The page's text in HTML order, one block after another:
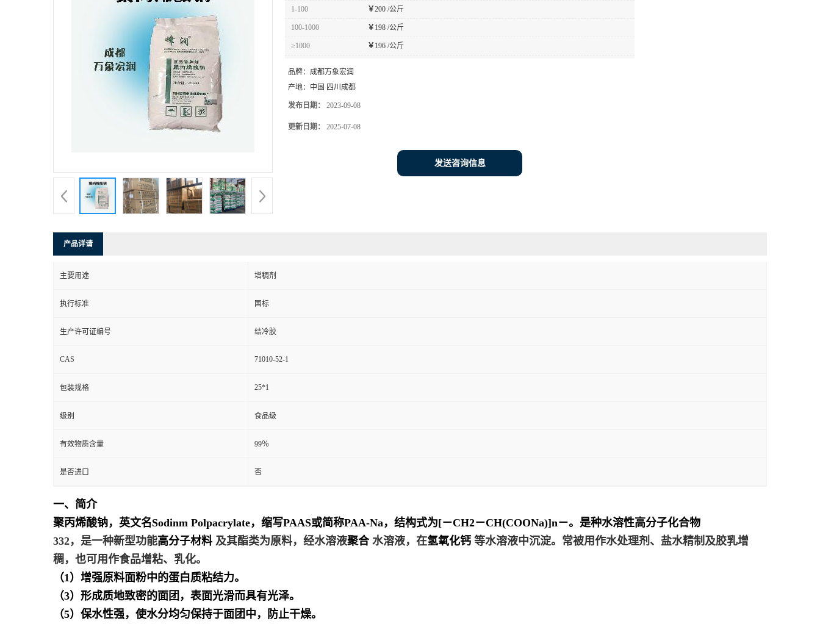
1-100 ￥200 /公斤
100-1000 ￥ 198 /公斤
≥1000 ￥ 196 /公斤
品牌： 成都万象宏润
产地： 中国 四川成都
发布日期： 2023-09-08
更新日期： 2025-07-08
发送咨询信息
产品详请
主要用途 增稠剂
执行标准 国标
生产许可证编号 结冷胶
CAS 71010-52-1
包装规格 25*1
级别 食品级
有效物质含量 99％
是否进口 否
一、简介
聚丙烯酸钠，英文名Sodinm Polpacrylate，缩写PAAS或简称PAA-Na，结构式为[－CH2－CH(COONa)]n－。是种水溶性高分子化合物
332，是一种新型功能高分子材料 及其酯类为原料，经水溶液聚合 水溶液，在氢氧化钙 等水溶液中沉淀。常被用作水处理剂、盐水精制及胶乳增
稠，也可用作食品增粘、乳化。
（1）增强原料面粉中的蛋白质粘结力。
（3）形成质地致密的面团，表面光滑而具有光泽。
（5）保水性强，使水分均匀保持于面团中，防止干燥。